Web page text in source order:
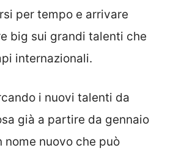
per tempo e arrivare
big sui grandi talenti che
internazionali.
i nuovi talenti da
già a partire da gennaio
nome nuovo che può